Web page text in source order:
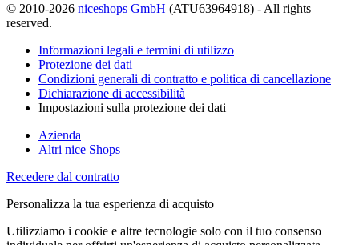
© 2010-2026 niceshops GmbH (ATU63964918) - All rights
reserved.
Informazioni legali e termini di utilizzo
Protezione dei dati
Condizioni generali di contratto e politica di cancellazione
Dichiarazione di accessibilità
Impostazioni sulla protezione dei dati
Azienda
Altri nice Shops
Recedere dal contratto
Personalizza la tua esperienza di acquisto
Utilizziamo i cookie e altre tecnologie solo con il tuo consenso